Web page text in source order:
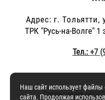
Адрес: г. Тольятти,
ТРК "Русь-на-Волге" 1
Тел.:+7
Согласие на
Наш сайт использует
сайта. Продолжая